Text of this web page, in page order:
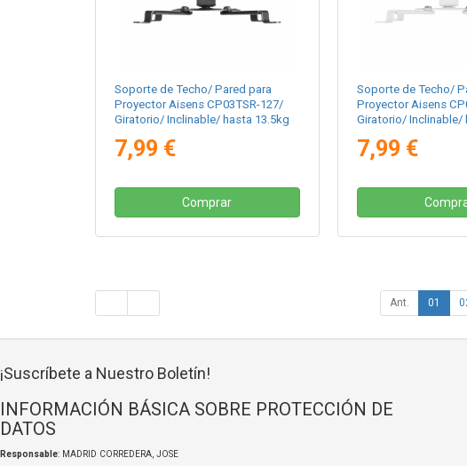
Soporte de Techo/ Pared para
Proyector Aisens CP03TSR-127/
Giratorio/ Inclinable/ hasta 13.5kg
7,99 €
Comprar
Soporte de Techo/
Proyector Aisens
Giratorio/ Inclinable/
7,99 €
Ant. 01
¡Suscríbete a Nuestro Boletín!
INFORMACIÓN BÁSICA SOBRE PROTECCIÓN DE
DATOS
Responsable: MADRID CORREDERA, JOSE